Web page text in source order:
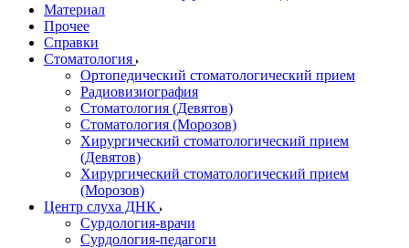
Материал
Прочее
Справки
Стоматология
Ортопедический стоматологический прием
Радиовизиография
Стоматология (Девятов)
Стоматология (Морозов)
Хирургический стоматологический прием
(Девятов)
Хирургический стоматологический прием
(Морозов)
Центр слуха ДНК
Сурдология-врачи
Сурдология-педагоги